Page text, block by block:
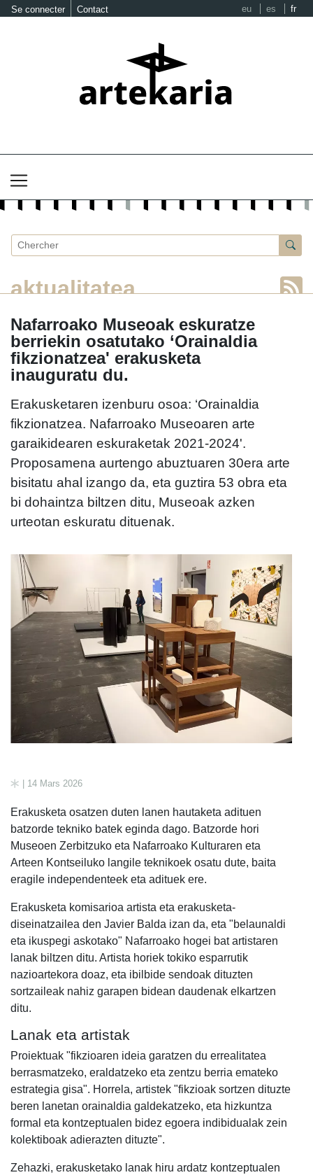
Se connecter Contact eu es fr
aktualitatea
Nafarroako Museoak eskuratze
berriekin osatutako ‘Orainaldia
fikzionatzea' erakusketa
inauguratu du.
Erakusketaren izenburu osoa: ‘Orainaldia
fikzionatzea. Nafarroako Museoaren arte
garaikidearen eskuraketak 2021-2024'.
Proposamena aurtengo abuztuaren 30era arte
bisitatu ahal izango da, eta guztira 53 obra eta
bi dohaintza biltzen ditu, Museoak azken
urteotan eskuratu dituenak.
| 14 Mars 2026
Erakusketa osatzen duten lanen hautaketa adituen
batzorde tekniko batek eginda dago. Batzorde hori
Museoen Zerbitzuko eta Nafarroako Kulturaren eta
Arteen Kontseiluko langile teknikoek osatu dute, baita
eragile independenteek eta adituek ere.
Erakusketa komisarioa artista eta erakusketa-
diseinatzailea den Javier Balda izan da, eta "belaunaldi
eta ikuspegi askotako" Nafarroako hogei bat artistaren
lanak biltzen ditu. Artista horiek tokiko esparrutik
nazioartekora doaz, eta ibilbide sendoak dituzten
sortzaileak nahiz garapen bidean daudenak elkartzen
ditu.
Lanak eta artistak
Proiektuak "fikzioaren ideia garatzen du errealitatea
berrasmatzeko, eraldatzeko eta zentzu berria emateko
estrategia gisa". Horrela, artistek "fikzioak sortzen dituzte
beren lanetan orainaldia galdekatzeko, eta hizkuntza
formal eta kontzeptualen bidez egoera indibidualak zein
kolektiboak adierazten dituzte".
Zehazki, erakusketako lanak hiru ardatz kontzeptualen